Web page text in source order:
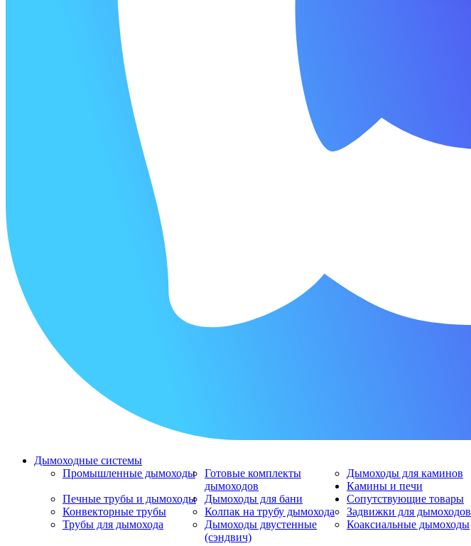
Дымоходные системы
Промышленные дымоходы
Готовые комплекты
дымоходов
Дымоходы для каминов
Печные трубы и дымоходы Дымоходы для бани
Конвекторные трубы Колпак на трубу дымохода
Задвижки для дымоходов
Трубы для дымохода
Дымоходы двустенные
(сэндвич)
Коаксиальные дымоходы
Камины и печи
Сопутствующие товары